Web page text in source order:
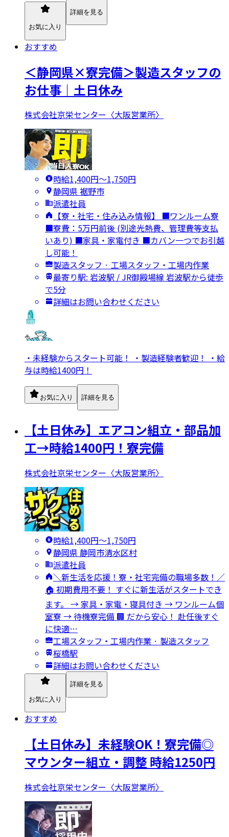
お気に入り
詳細を見る
おすすめ
＜静岡県×寮完備＞製造スタッフの
お仕事｜土日休み
株式会社京栄センター〈大阪営業所〉
時給1,400円〜1,750円
静岡県 裾野市
派遣社員
【寮・社宅・住み込み情報】 ■ワンルーム寮
■寮費：5万円前後 (別途光熱費、管理費等支払
いあり) ■家具・家電付き ■カバン一つでお引越
し可能！
製造スタッフ · 工場スタッフ・工場内作業
最寄り駅: 岩波駅 / JR御殿場線 岩波駅から徒歩
で5分
詳細はお問い合わせください
・未経験からスタート可能！ ・製造経験者歓迎！ ・給
与は時給1400円！
お気に入り 詳細を見る
【土日休み】エアコン組立・部品加
工→時給1400円！寮完備
株式会社京栄センター〈大阪営業所〉
時給1,400円〜1,750円
静岡県 静岡市清水区村
派遣社員
＼新生活を応援！寮・社宅完備の職場多数！／
🏠 初期費用不要！ すぐに新生活がスタートでき
ます。 → 家具・家電・寝具付き → ワンルーム個
室寮 → 待機寮完備 🏢 だから安心！ 赴任後すぐ
に快適…
工場スタッフ・工場内作業 · 製造スタッフ
桜橋駅
詳細はお問い合わせください
お気に入り
詳細を見る
おすすめ
【土日休み】未経験OK！寮完備◎
マウンター組立・調整 時給1250円
株式会社京栄センター〈大阪営業所〉